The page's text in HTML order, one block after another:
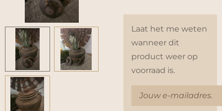
Laat het me weten
wanneer dit
product weer op
voorraad is.